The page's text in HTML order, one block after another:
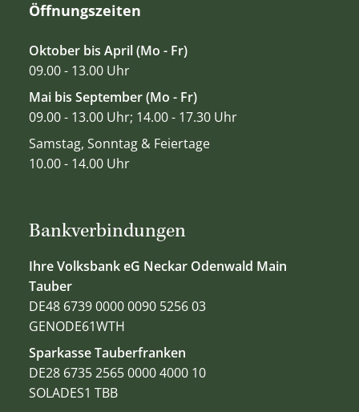
Bankverbindungen
Ihre Volksbank eG Neckar Odenwald Main
Tauber
DE48 6739 0000 0090 5256 03
GENODE61WTH
Sparkasse Tauberfranken
DE28 6735 2565 0000 4000 10
SOLADES1 TBB
Öffnungszeiten
Oktober bis April (Mo - Fr)
09.00 - 13.00 Uhr
Mai bis September (Mo - Fr)
09.00 - 13.00 Uhr; 14.00 - 17.30 Uhr
Samstag, Sonntag & Feiertage
10.00 - 14.00 Uhr